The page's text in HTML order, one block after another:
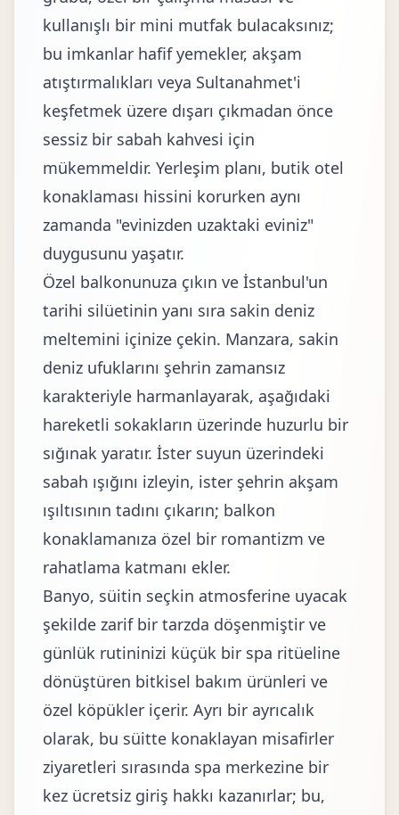
kullanışlı bir mini mutfak bulacaksınız;
bu imkanlar hafif yemekler, akşam
atıştırmalıkları veya Sultanahmet'i
keşfetmek üzere dışarı çıkmadan önce
sessiz bir sabah kahvesi için
mükemmeldir. Yerleşim planı, butik otel
konaklaması hissini korurken aynı
zamanda "evinizden uzaktaki eviniz"
duygusunu yaşatır.
Özel balkonunuza çıkın ve İstanbul'un
tarihi silüetinin yanı sıra sakin deniz
meltemini içinize çekin. Manzara, sakin
deniz ufuklarını şehrin zamansız
karakteriyle harmanlayarak, aşağıdaki
hareketli sokakların üzerinde huzurlu bir
sığınak yaratır. İster suyun üzerindeki
sabah ışığını izleyin, ister şehrin akşam
ışıltısının tadını çıkarın; balkon
konaklamanıza özel bir romantizm ve
rahatlama katmanı ekler.
Banyo, süitin seçkin atmosferine uyacak
şekilde zarif bir tarzda döşenmiştir ve
günlük rutininizi küçük bir spa ritüeline
dönüştüren bitkisel bakım ürünleri ve
özel köpükler içerir. Ayrı bir ayrıcalık
olarak, bu süitte konaklayan misafirler
ziyaretleri sırasında spa merkezine bir
kez ücretsiz giriş hakkı kazanırlar; bu,